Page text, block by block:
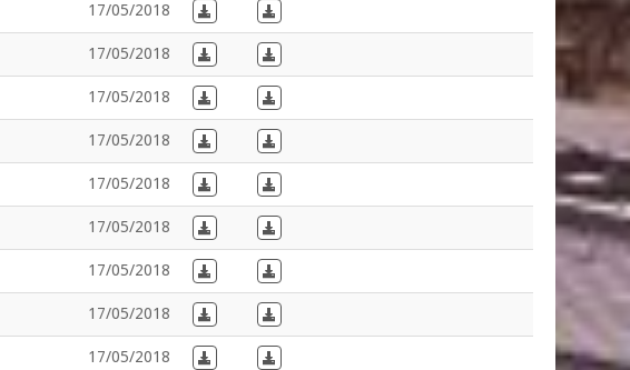
17/05/2018 Download in FrenchDownload in Dutch
17/05/2018 Download in FrenchDownload in Dutch
17/05/2018 Download in FrenchDownload in Dutch
17/05/2018 Download in FrenchDownload in Dutch
17/05/2018 Download in FrenchDownload in Dutch
17/05/2018 Download in FrenchDownload in Dutch
17/05/2018 Download in FrenchDownload in Dutch
17/05/2018 Download in FrenchDownload in Dutch
17/05/2018 Download in FrenchDownload in Dutch